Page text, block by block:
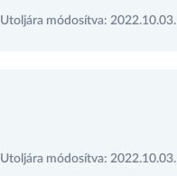
Utoljára módosítva: 2022.10.03.
Utoljára módosítva: 2022.10.03.